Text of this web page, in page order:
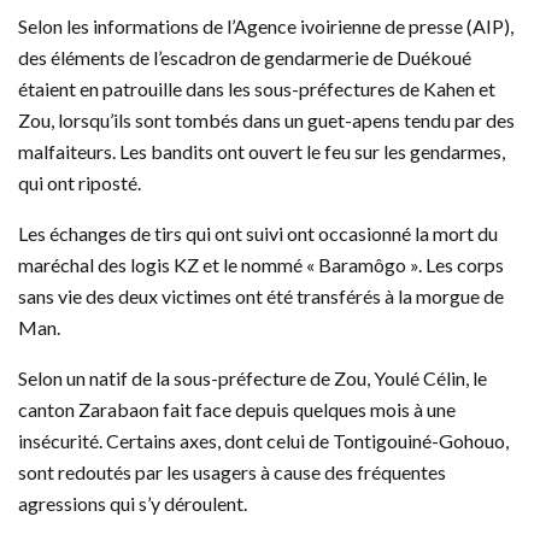
Selon les informations de l’Agence ivoirienne de presse (AIP),
des éléments de l’escadron de gendarmerie de Duékoué
étaient en patrouille dans les sous-préfectures de Kahen et
Zou, lorsqu’ils sont tombés dans un guet-apens tendu par des
malfaiteurs. Les bandits ont ouvert le feu sur les gendarmes,
qui ont riposté.
Les échanges de tirs qui ont suivi ont occasionné la mort du
maréchal des logis KZ et le nommé « Baramôgo ». Les corps
sans vie des deux victimes ont été transférés à la morgue de
Man.
Selon un natif de la sous-préfecture de Zou, Youlé Célin, le
canton Zarabaon fait face depuis quelques mois à une
insécurité. Certains axes, dont celui de Tontigouiné-Gohouo,
sont redoutés par les usagers à cause des fréquentes
agressions qui s’y déroulent.